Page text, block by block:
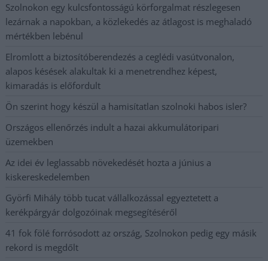
Szolnokon egy kulcsfontosságú körforgalmat részlegesen
lezárnak a napokban, a közlekedés az átlagost is meghaladó
mértékben lebénul
Elromlott a biztosítóberendezés a ceglédi vasútvonalon,
alapos késések alakultak ki a menetrendhez képest,
kimaradás is előfordult
Ön szerint hogy készül a hamisítatlan szolnoki habos isler?
Országos ellenőrzés indult a hazai akkumulátoripari
üzemekben
Az idei év leglassabb növekedését hozta a június a
kiskereskedelemben
Györfi Mihály több tucat vállalkozással egyeztetett a
kerékpárgyár dolgozóinak megsegítéséről
41 fok fölé forrósodott az ország, Szolnokon pedig egy másik
rekord is megdőlt